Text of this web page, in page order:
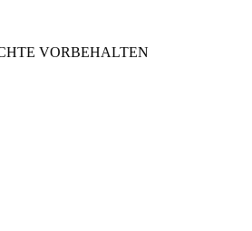
VORBEHALTEN